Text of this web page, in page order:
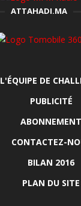
ATTAHADI.MA
L'ÉQUIPE DE
PUBLICITÉ
ABONNEMENT
CONTACTEZ-
BILAN 2016
PLAN DU SITE